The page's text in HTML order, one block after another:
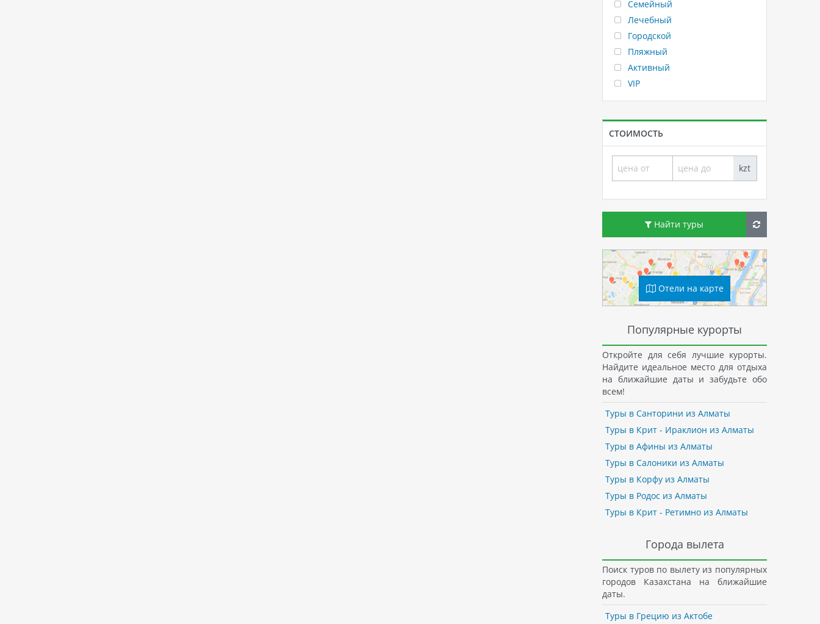
Семейный
Лечебный
Городской
Пляжный
Активный
VIP
СТОИМОСТЬ
kzt
Найти туры
Отели на карте
Популярные курорты
Откройте для себя лучшие курорты.
Найдите идеальное место для отдыха
на ближайшие даты и забудьте обо
всем!
Туры в Санторини из Алматы
Туры в Крит - Ираклион из Алматы
Туры в Афины из Алматы
Туры в Салоники из Алматы
Туры в Корфу из Алматы
Туры в Родос из Алматы
Туры в Крит - Ретимно из Алматы
Города вылета
Поиск туров по вылету из популярных
городов Казахстана на ближайшие
даты.
Туры в Грецию из Актобе